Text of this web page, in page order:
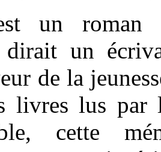
un roman
un
de la
livres lus par
cette